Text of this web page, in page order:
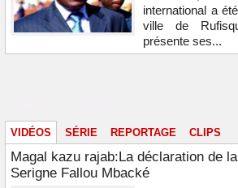
international a
ville de
présente ses...
VIDÉOS SÉRIE REPORTAGE CLIPS
Magal kazu rajab:La déclaration de
Serigne Fallou Mbacké